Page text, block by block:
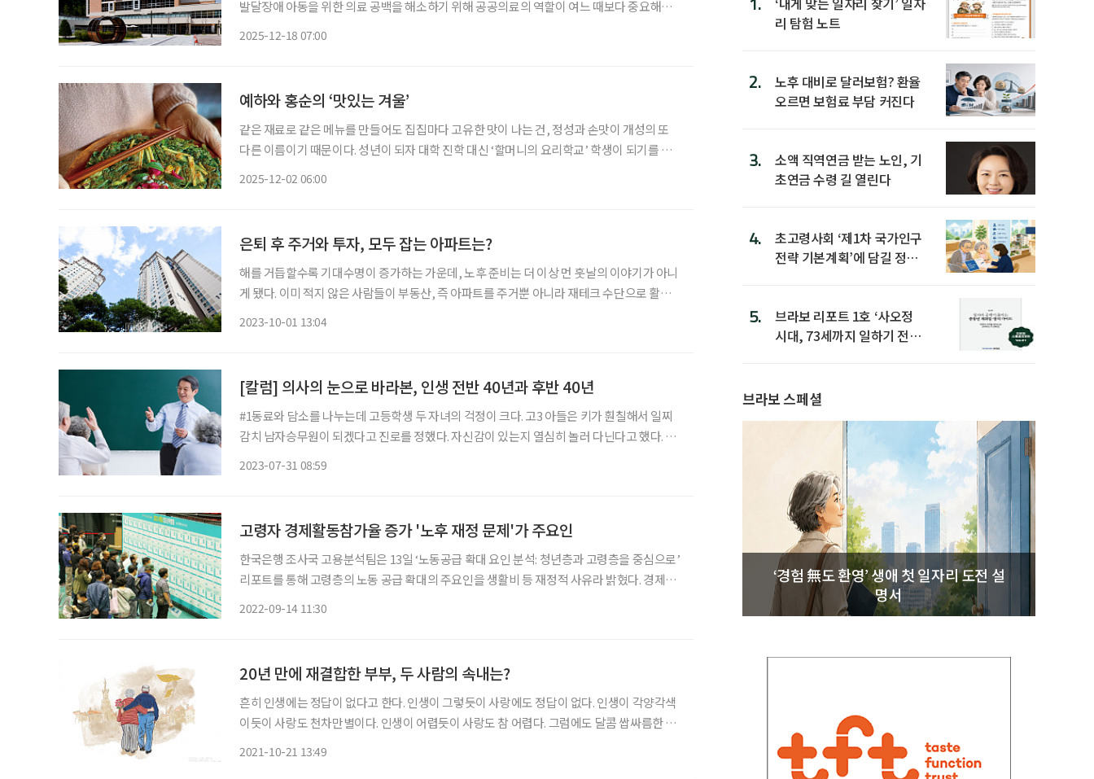
발달장애 아동을 위한 의료 공백을 해소하기 위해 공공의료의 역할이 여느 때보다 중요해지
2025-12-18 07:00
예하와 홍순의 ‘맛있는 겨울’
같은 재료로 같은 메뉴를 만들어도 집집마다 고유한 맛이 나는 건, 정성과 손맛이 개성의 또
다른 이름이기 때문이다. 성년이 되자 대학 진학 대신 ‘할머니의 요리학교’ 학생이 되기를 자
2025-12-02 06:00
은퇴 후 주거와 투자, 모두 잡는 아파트는?
해를 거듭할수록 기대수명이 증가하는 가운데, 노후 준비는 더 이상 먼 훗날의 이야기가 아니
게 됐다. 이미 적지 않은 사람들이 부동산, 즉 아파트를 주거뿐 아니라 재테크 수단으로 활용
2023-10-01 13:04
[칼럼] 의사의 눈으로 바라본, 인생 전반 40년과 후반 40년
#1동료와 담소를 나누는데 고등학생 두 자녀의 걱정이 크다. 고3 아들은 키가 훤칠해서 일찌
감치 남자승무원이 되겠다고 진로를 정했다. 자신감이 있는지 열심히 놀러 다닌다고 했다. 반
2023-07-31 08:59
고령자 경제활동참가율 증가 '노후 재정 문제'가 주요인
한국은행 조사국 고용분석팀은 13일 ‘노동공급 확대 요인 분석: 청년층과 고령층을 중심으로’
리포트를 통해 고령층의 노동 공급 확대의 주요인을 생활비 등 재정적 사유라 밝혔다. 경제활
2022-09-14 11:30
20년 만에 재결합한 부부, 두 사람의 속내는?
흔히 인생에는 정답이 없다고 한다. 인생이 그렇듯이 사랑에도 정답이 없다. 인생이 각양각색
이듯이 사랑도 천차만별이다. 인생이 어렵듯이 사랑도 참 어렵다. 그럼에도 달콤 쌉싸름한 그
2021-10-21 13:49
리 탐험 노트
2.
노후 대비로 달러보험? 환율
오르면 보험료 부담 커진다
3.
소액 직역연금 받는 노인, 기
초연금 수령 길 열린다
4.
초고령사회 ‘제1차 국가인구
전략 기본계획’에 담길 정책
5.
브라보 리포트 1호 ‘사오정
시대, 73세까지 일하기 전략’
브라보 스페셜
‘경험 無도 환영’ 생애 첫 일자리 도전 설
명서